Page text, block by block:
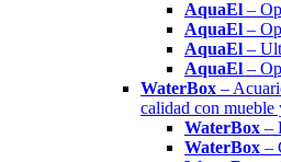
AquaEl –
AquaEl –
AquaEl –
AquaEl –
WaterBox –
calidad con mueble
WaterBox –
WaterBox –